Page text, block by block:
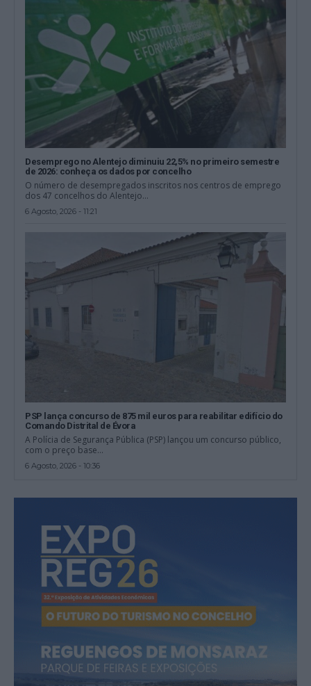
Desemprego no Alentejo diminuiu 22,5% no primeiro semestre
de 2026: conheça os dados por concelho
O número de desempregados inscritos nos centros de emprego
dos 47 concelhos do Alentejo...
6 Agosto, 2026 - 11:21
PSP lança concurso de 875 mil euros para reabilitar edifício do
Comando Distrital de Évora
A Polícia de Segurança Pública (PSP) lançou um concurso público,
com o preço base...
6 Agosto, 2026 - 10:36